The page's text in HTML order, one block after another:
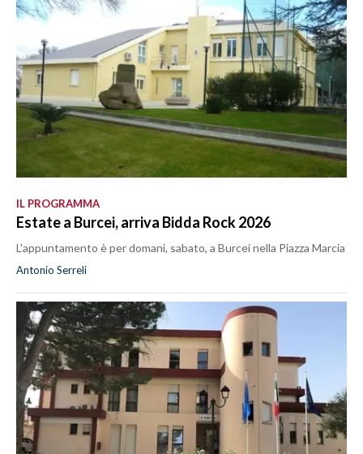
IL PROGRAMMA
Estate a Burcei, arriva Bidda Rock 2026
L'appuntamento è per domani, sabato, a Burcei nella Piazza Marcia
Antonio Serreli